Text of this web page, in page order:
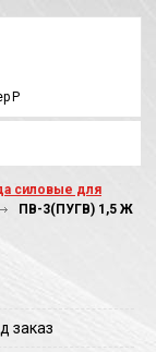
Р
силовые для
ПВ-3(ПУГВ) 1,5 Ж
заказ